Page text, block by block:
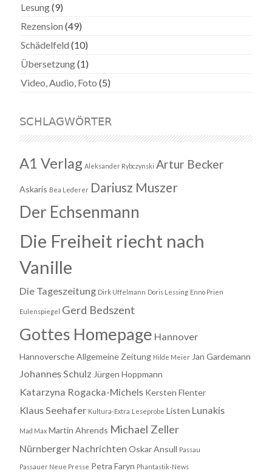
Lesung(9)
Rezension (49)
Schädelfeld (10)
Übersetzung(1)
Video, Audio, Foto (5)
SCHLAGWÖRTER
A1 Verlag Aleksander Rybczynski Artur Becker
Askaris Bea Lederer Dariusz Muszer
Der Echsenmann
Die Freiheit riecht nach
Vanille
Die Tageszeitung Dirk Uffelmann Doris Lessing Enno Prien
Eulenspiegel Gerd Bedszent
Gottes Homepage Hannover
Hannoversche Allgemeine Zeitung Hilde Meier Jan Gardemann
Johannes Schulz Jürgen Hoppmann
Katarzyna Rogacka-Michels Kersten Flenter
Klaus Seehafer Kultura-Extra Leseprobe Listen Lunakis
Mad Max Martin Ahrends Michael Zeller
Nürnberger Nachrichten Oskar Ansull Passau
Passauer Neue Presse Petra Faryn Phantastik-News